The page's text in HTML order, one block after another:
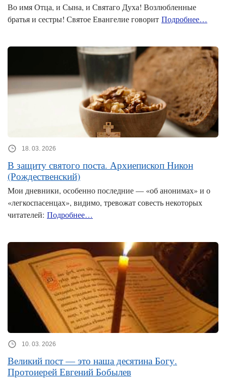
Во имя Отца, и Сына, и Святаго Духа! Возлюбленные
братья и сестры! Святое Евангелие говорит Подробнее…
18. 03. 2026
В защиту святого поста. Архиепископ Никон
(Рождественский)
Мои дневники, особенно последние — «об анонимах» и о
«легкоспасенцах», видимо, тревожат совесть некоторых
читателей: Подробнее…
10. 03. 2026
Великий пост — это наша десятина Богу.
Протоиерей Евгений Бобылев